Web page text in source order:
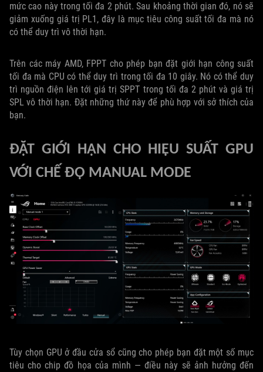
mức cao này trong tối đa 2 phút. Sau khoảng thời gian đó, nó sẽ
giảm xuống giá trị PL1, đây là mục tiêu công suất tối đa mà nó
có thể duy trì vô thời hạn.
Trên các máy AMD, FPPT cho phép bạn đặt giới hạn công suất
tối đa mà CPU có thể duy trì trong tối đa 10 giây. Nó có thể duy
trì nguồn điện lên tới giá trị SPPT trong tối đa 2 phút và giá trị
SPL vô thời hạn. Đặt những thứ này để phù hợp với sở thích của
bạn.
ĐẶT GIỚI HẠN CHO HIỆU SUẤT GPU
VỚI CHẾ ĐỘ MANUAL MODE
Tùy chọn GPU ở đầu cửa sổ cũng cho phép bạn đặt một số mục
tiêu cho chip đồ họa của mình — điều này sẽ ảnh hưởng đến